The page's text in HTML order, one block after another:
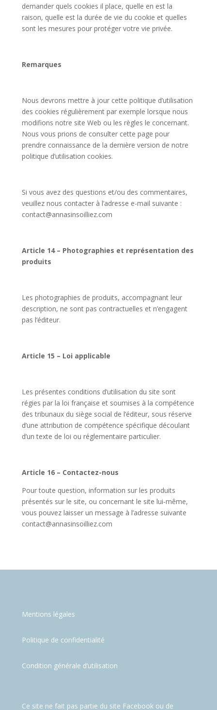
demander quels cookies il place, quelle en est la
raison, quelle est la durée de vie du cookie et quelles
sont les mesures pour protéger votre vie privée.
Remarques
Nous devrons mettre à jour cette politique d’utilisation
des cookies régulièrement par exemple lorsque nous
modifions notre site Web ou les règles le concernant.
Nous vous prions de consulter cette page pour
prendre connaissance de la dernière version de notre
politique d’utilisation cookies.
Si vous avez des questions et/ou des commentaires,
veuillez nous contacter à l’adresse e-mail suivante :
contact@annasinsoilliez.com
Article 14 – Photographies et représentation des
produits
Les photographies de produits, accompagnant leur
description, ne sont pas contractuelles et n’engagent
pas l’éditeur.
Article 15 – Loi applicable
Les présentes conditions d’utilisation du site sont
régies par la loi française et soumises à la compétence
des tribunaux du siège social de l’éditeur, sous réserve
d’une attribution de compétence spécifique découlant
d’un texte de loi ou réglementaire particulier.
Article 16 – Contactez-nous
Pour toute question, information sur les produits
présentés sur le site, ou concernant le site lui-même,
vous pouvez laisser un message à l’adresse suivante
contact@annasinsoilliez.com
Mentions légales
Politique de confidentialité
Condition générale d’utilisation
Ce site ne fait pas partie du site Facebook ou de